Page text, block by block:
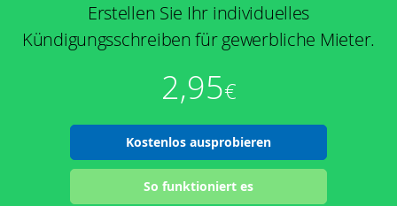
Erstellen Sie Ihr individuelles
Kündigungsschreiben für gewerbliche Mieter.
2,95€
Kostenlos ausprobieren
So funktioniert es